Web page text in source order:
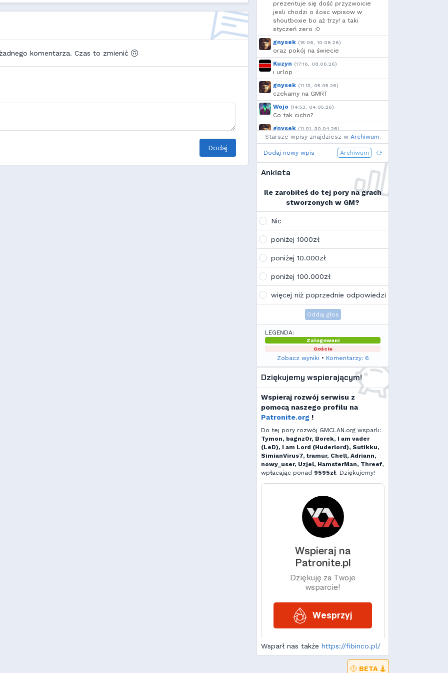
komentarza. Czas to zmienić
Dodaj
prezentuje się dość przyzwoicie
jesli chodzi o ilosc wpisow w
shoutboxie bo aż trzy! a taki
styczeń zero :0
gnysek (15:06, 10.06.26)
oraz pokój na świecie
Kuzyn (17:16, 08.06.26)
i urlop
gnysek (11:13, 05.05.26)
czekamy na GMRT
Wojo (14:53, 04.05.26)
Co tak cicho?
gnysek (11:01, 30.04.26)
Grill panie, grill.
Wojo
(14:18, 29.04.26)
Jak planujecie spędzić najbliższą
Ja zainstalowałem sobie Linux mint
na swoim laptopie
Wojo
Tak, po zmianach gmclan przeżywa
wskazują, że ten rok będzie rokiem
Linuxa, rokiem odejścia od
discorda na rzecz forów
internetowych
K Kamilek
Ale klimat tu znowu wrócić!
Starsze wpisy znajdziesz w Archiwum.
Dodaj nowy wpis Archiwum
Ankieta
Ile zarobiłeś do tej pory na grach
stworzonych w GM?
Nic
poniżej 1000zł
poniżej 10.000zł
poniżej 100.000zł
więcej niż poprzednie odpowiedzi
Oddaj głos
LEGENDA:
Zalogowani
Goście
Zobacz wyniki • Komentarzy: 6
Dziękujemy wspierającym!
Wspieraj rozwój serwisu z
pomocą naszego profilu na
Patronite.org !
Do tej pory rozwój GMCLAN.org wsparli:
Tymon, bagnz0r, Borek, I am vader
(LeD), I am Lord (Huderlord), Sutikku,
SimianVirus7, tramur, Chell, Adriann,
nowy_user, Uzjel, HamsterMan, Threef,
wpłacając ponad 9595zł. Dziękujemy!
Wsparł nas także https://fibinco.pl/
BETA